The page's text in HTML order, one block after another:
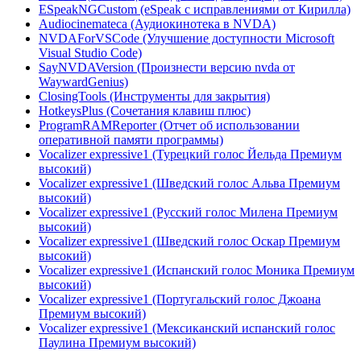
ESpeakNGCustom (eSpeak с исправлениями от Кирилла)
Audiocinemateca (Аудиокинотека в NVDA)
NVDAForVSCode (Улучшение доступности Microsoft
Visual Studio Code)
SayNVDAVersion (Произнести версию nvda от
WaywardGenius)
ClosingTools (Инструменты для закрытия)
HotkeysPlus (Сочетания клавиш плюс)
ProgramRAMReporter (Отчет об использовании
оперативной памяти программы)
Vocalizer expressive1 (Турецкий голос Йельда Премиум
высокий)
Vocalizer expressive1 (Шведский голос Альва Премиум
высокий)
Vocalizer expressive1 (Русский голос Милена Премиум
высокий)
Vocalizer expressive1 (Шведский голос Оскар Премиум
высокий)
Vocalizer expressive1 (Испанский голос Моника Премиум
высокий)
Vocalizer expressive1 (Португальский голос Джоана
Премиум высокий)
Vocalizer expressive1 (Мексиканский испанский голос
Паулина Премиум высокий)